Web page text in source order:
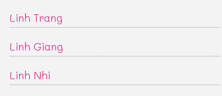
Linh Trang
Linh Giang
Linh Nhi